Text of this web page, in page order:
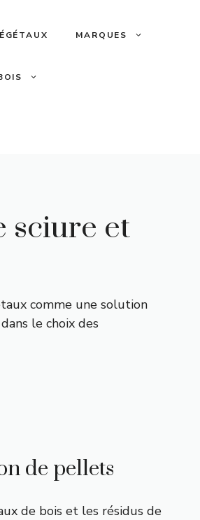
MARQUES
sciure et
comme une solution
le choix des
de pellets
de bois et les résidus de